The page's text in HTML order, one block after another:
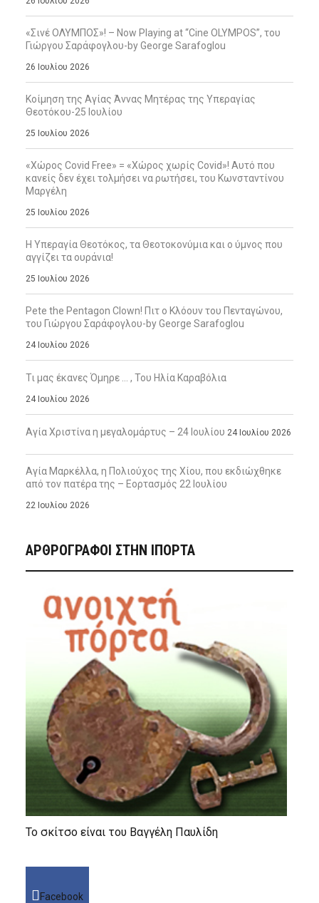
«Σινέ ΟΛΥΜΠΟΣ»! – Now Playing at “Cine OLYMPOS”, του
Γιώργου Σαράφογλου-by George Sarafoglou
26 Ιουλίου 2026
Κοίμηση της Αγίας Άννας Μητέρας της Υπεραγίας
Θεοτόκου-25 Ιουλίου
25 Ιουλίου 2026
«Χώρος Covid Free» = «Χώρος χωρίς Covid»! Αυτό που
κανείς δεν έχει τολμήσει να ρωτήσει, του Κωνσταντίνου
Μαργέλη
25 Ιουλίου 2026
Η Υπεραγία Θεοτόκος, τα Θεοτοκονύμια και ο ύμνος που
αγγίζει τα ουράνια!
25 Ιουλίου 2026
Pete the Pentagon Clown! Πιτ ο Κλόουν του Πενταγώνου,
του Γιώργου Σαράφογλου-by George Sarafoglou
24 Ιουλίου 2026
Τι μας έκανες Όμηρε … , Του Ηλία Καραβόλια
24 Ιουλίου 2026
Αγία Χριστίνα η μεγαλομάρτυς – 24 Ιουλίου 24 Ιουλίου 2026
Αγία Μαρκέλλα, η Πολιούχος της Χίου, που εκδιώχθηκε
από τον πατέρα της – Εορτασμός 22 Ιουλίου
22 Ιουλίου 2026
ΑΡΘΡΟΓΡΑΦΟΙ ΣΤΗΝ IΠΟΡΤΑ
Το σκίτσο είναι του Βαγγέλη Παυλίδη
Facebook